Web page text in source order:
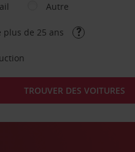
Autre
plus de 25 ans
TROUVER DES VOITURES